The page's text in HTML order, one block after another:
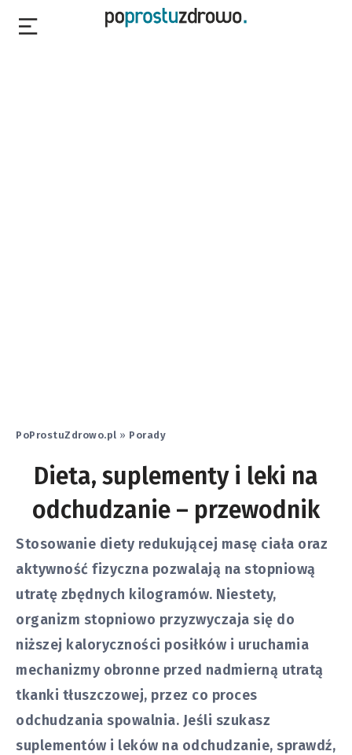
PoProstuZdrowo.pl » Porady
Dieta, suplementy i leki na
odchudzanie – przewodnik
Stosowanie diety redukującej masę ciała oraz
aktywność fizyczna pozwalają na stopniową
utratę zbędnych kilogramów. Niestety,
organizm stopniowo przyzwyczaja się do
niższej kaloryczności posiłków i uruchamia
mechanizmy obronne przed nadmierną utratą
tkanki tłuszczowej, przez co proces
odchudzania spowalnia. Jeśli szukasz
suplementów i leków na odchudzanie, sprawdź,